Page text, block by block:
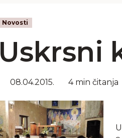
Novosti
Uskrsni
08.04.2015. 4 min čitanja